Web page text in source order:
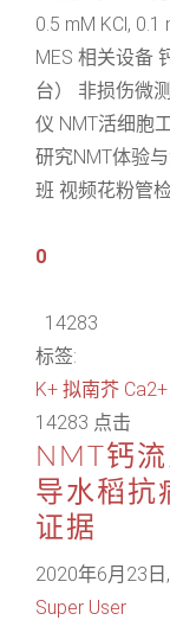
0.5 mM KCl, 0.1
MES 相关设备
台） 非损伤微
仪 NMT活细胞
研究NMT体验
班 视频花粉管
0
14283
标签:
K+ 拟南芥 Ca2+
14283 点击
NMT钙
导水稻抗
证据
2020年6月23日
Super User